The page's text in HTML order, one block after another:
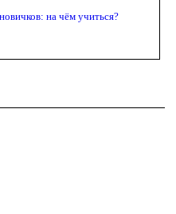
на чём учиться?